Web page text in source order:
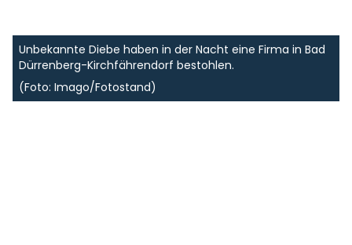
Unbekannte Diebe haben in der Nacht eine Firma in Bad
Dürrenberg-Kirchfährendorf bestohlen.
(Foto: Imago/Fotostand)